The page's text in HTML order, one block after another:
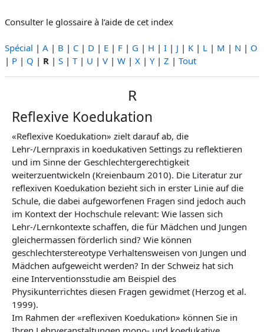
Consulter le glossaire à l’aide de cet index
Spécial | A | B | C | D | E | F | G | H | I | J | K | L | M | N | O
| P | Q | R | S | T| U | V | W | X | Y| Z | Tout
R
Reflexive Koedukation
«Reflexive Koedukation» zielt darauf ab, die
Lehr-/Lernpraxis in koedukativen Settings zu reflektieren
und im Sinne der Geschlechtergerechtigkeit
weiterzuentwickeln (Kreienbaum 2010). Die Literatur zur
reflexiven Koedukation bezieht sich in erster Linie auf die
Schule, die dabei aufgeworfenen Fragen sind jedoch auch
im Kontext der Hochschule relevant: Wie lassen sich
Lehr-/Lernkontexte schaffen, die für Mädchen und Jungen
gleichermassen förderlich sind? Wie können
geschlechterstereotype Verhaltensweisen von Jungen und
Mädchen aufgeweicht werden? In der Schweiz hat sich
eine Interventionsstudie am Beispiel des
Physikunterrichtes diesen Fragen gewidmet (Herzog et al.
1999).
Im Rahmen der «reflexiven Koedukation» können Sie in